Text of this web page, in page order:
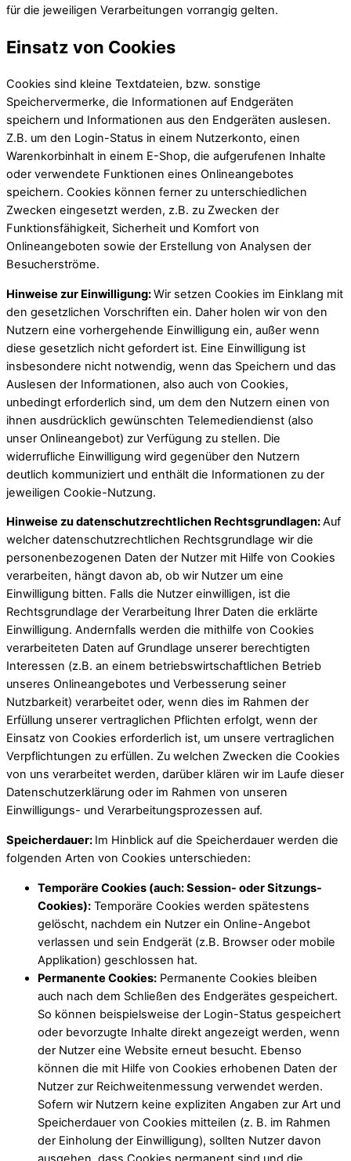
für die jeweiligen Verarbeitungen vorrangig gelten.
Einsatz von Cookies
Cookies sind kleine Textdateien, bzw. sonstige
Speichervermerke, die Informationen auf Endgeräten
speichern und Informationen aus den Endgeräten auslesen.
Z.B. um den Login-Status in einem Nutzerkonto, einen
Warenkorbinhalt in einem E-Shop, die aufgerufenen Inhalte
oder verwendete Funktionen eines Onlineangebotes
speichern. Cookies können ferner zu unterschiedlichen
Zwecken eingesetzt werden, z.B. zu Zwecken der
Funktionsfähigkeit, Sicherheit und Komfort von
Onlineangeboten sowie der Erstellung von Analysen der
Besucherströme.
Hinweise zur Einwilligung:Wir setzen Cookies im Einklang mit
den gesetzlichen Vorschriften ein. Daher holen wir von den
Nutzern eine vorhergehende Einwilligung ein, außer wenn
diese gesetzlich nicht gefordert ist. Eine Einwilligung ist
insbesondere nicht notwendig, wenn das Speichern und das
Auslesen der Informationen, also auch von Cookies,
unbedingt erforderlich sind, um dem den Nutzern einen von
ihnen ausdrücklich gewünschten Telemediendienst (also
unser Onlineangebot) zur Verfügung zu stellen. Die
widerrufliche Einwilligung wird gegenüber den Nutzern
deutlich kommuniziert und enthält die Informationen zu der
jeweiligen Cookie-Nutzung.
Hinweise zu datenschutzrechtlichen Rechtsgrundlagen:Auf
welcher datenschutzrechtlichen Rechtsgrundlage wir die
personenbezogenen Daten der Nutzer mit Hilfe von Cookies
verarbeiten, hängt davon ab, ob wir Nutzer um eine
Einwilligung bitten. Falls die Nutzer einwilligen, ist die
Rechtsgrundlage der Verarbeitung Ihrer Daten die erklärte
Einwilligung. Andernfalls werden die mithilfe von Cookies
verarbeiteten Daten auf Grundlage unserer berechtigten
Interessen (z.B. an einem betriebswirtschaftlichen Betrieb
unseres Onlineangebotes und Verbesserung seiner
Nutzbarkeit) verarbeitet oder, wenn dies im Rahmen der
Erfüllung unserer vertraglichen Pflichten erfolgt, wenn der
Einsatz von Cookies erforderlich ist, um unsere vertraglichen
Verpflichtungen zu erfüllen. Zu welchen Zwecken die Cookies
von uns verarbeitet werden, darüber klären wir im Laufe dieser
Datenschutzerklärung oder im Rahmen von unseren
Einwilligungs- und Verarbeitungsprozessen auf.
Speicherdauer: Im Hinblick auf die Speicherdauer werden die
folgenden Arten von Cookies unterschieden:
Temporäre Cookies (auch: Session- oder Sitzungs-
Cookies): Temporäre Cookies werden spätestens
gelöscht, nachdem ein Nutzer ein Online-Angebot
verlassen und sein Endgerät (z.B. Browser oder mobile
Applikation) geschlossen hat.
Permanente Cookies: Permanente Cookies bleiben
auch nach dem Schließen des Endgerätes gespeichert.
So können beispielsweise der Login-Status gespeichert
oder bevorzugte Inhalte direkt angezeigt werden, wenn
der Nutzer eine Website erneut besucht. Ebenso
können die mit Hilfe von Cookies erhobenen Daten der
Nutzer zur Reichweitenmessung verwendet werden.
Sofern wir Nutzern keine expliziten Angaben zur Art und
Speicherdauer von Cookies mitteilen (z. B. im Rahmen
der Einholung der Einwilligung), sollten Nutzer davon